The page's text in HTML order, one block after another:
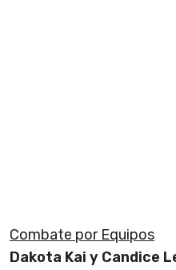
Combate por Equipos
Dakota Kai y Candice